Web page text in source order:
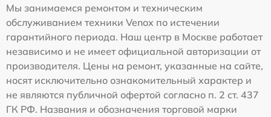
Мы занимаемся ремонтом и техническим
обслуживанием техники Venox по истечении
гарантийного периода. Наш центр в Москве работает
независимо и не имеет официальной авторизации от
производителя. Цены на ремонт, указанные на сайте,
носят исключительно ознакомительный характер и
не являются публичной офертой согласно п. 2 ст. 437
ГК РФ. Названия и обозначения торговой марки